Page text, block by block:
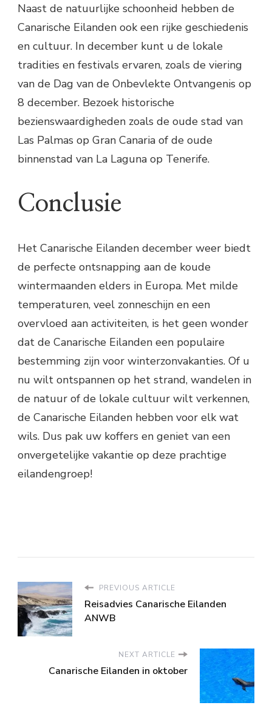
Naast de natuurlijke schoonheid hebben de
Canarische Eilanden ook een rijke geschiedenis
en cultuur. In december kunt u de lokale
tradities en festivals ervaren, zoals de viering
van de Dag van de Onbevlekte Ontvangenis op
8 december. Bezoek historische
bezienswaardigheden zoals de oude stad van
Las Palmas op Gran Canaria of de oude
binnenstad van La Laguna op Tenerife.
Conclusie
Het Canarische Eilanden december weer biedt
de perfecte ontsnapping aan de koude
wintermaanden elders in Europa. Met milde
temperaturen, veel zonneschijn en een
overvloed aan activiteiten, is het geen wonder
dat de Canarische Eilanden een populaire
bestemming zijn voor winterzonvakanties. Of u
nu wilt ontspannen op het strand, wandelen in
de natuur of de lokale cultuur wilt verkennen,
de Canarische Eilanden hebben voor elk wat
wils. Dus pak uw koffers en geniet van een
onvergetelijke vakantie op deze prachtige
eilandengroep!
PREVIOUS ARTICLE
Reisadvies Canarische Eilanden
ANWB
NEXT ARTICLE
Canarische Eilanden in oktober